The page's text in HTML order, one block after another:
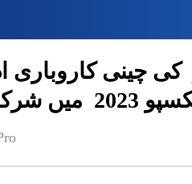
چینی کاروباری
کی دعوت